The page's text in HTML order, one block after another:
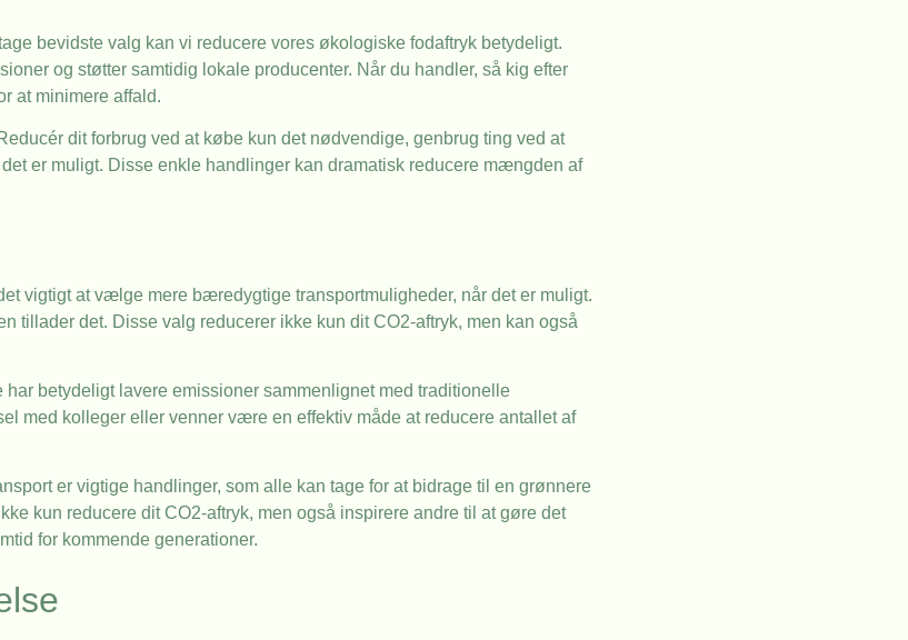
bevidste valg kan vi reducere vores økologiske fodaftryk betydeligt.
og støtter samtidig lokale producenter. Når du handler, så kig efter
at minimere affald.
dit forbrug ved at købe kun det nødvendige, genbrug ting ved at
er muligt. Disse enkle handlinger kan dramatisk reducere mængden af
vigtigt at vælge mere bæredygtige transportmuligheder, når det er muligt.
tillader det. Disse valg reducerer ikke kun dit CO2-aftryk, men kan også
betydeligt lavere emissioner sammenlignet med traditionelle
med kolleger eller venner være en effektiv måde at reducere antallet af
er vigtige handlinger, som alle kan tage for at bidrage til en grønnere
kun reducere dit CO2-aftryk, men også inspirere andre til at gøre det
for kommende generationer.